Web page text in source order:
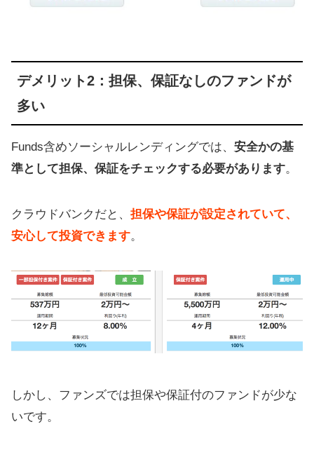
デメリット2：担保、保証なしのファンドが
多い
Funds含めソーシャルレンディングでは、 安全かの基
準として担保、保証をチェックする必要があります。
クラウドバンクだと、 担保や保証が設定されていて、
安心して投資できます。
しかし、ファンズでは担保や保証付のファンドが少な
いです。